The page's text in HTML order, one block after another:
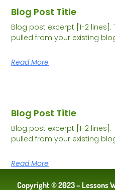
Blog Post Title
Blog post excerpt [1-2
pulled from your existing
Read More
Blog Post Title
Blog post excerpt [1-2
pulled from your existing
Read More
Copyright © 2023 – Lessons